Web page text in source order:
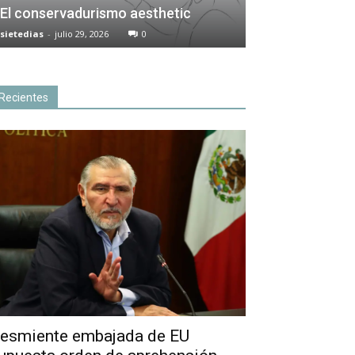
El conservadurismo aesthetic
sietedias - julio 29, 2026 0
embajada de EU